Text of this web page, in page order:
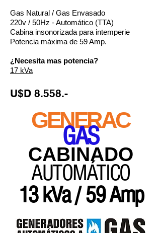
Gas Natural / Gas Envasado
220v / 50Hz - Automático (TTA)
Cabina insonorizada para intemperie
Potencia máxima de 59 Amp.
¿Necesita mas potencia?
17 kVa
U$D 8.558.-
GENERAC
GAS
CABINADO
AUTOMÁTICO
13 kVa / 59 Amp